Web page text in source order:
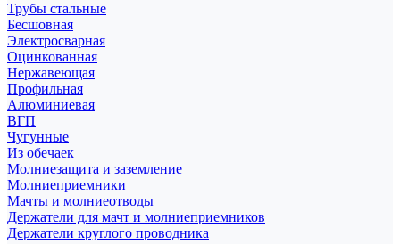
Трубы стальные
Бесшовная
Электросварная
Оцинкованная
Нержавеющая
Профильная
Алюминиевая
ВГП
Чугунные
Из обечаек
Молниезащита и заземление
Молниеприемники
Мачты и молниеотводы
Держатели для мачт и молниеприемников
Держатели круглого проводника